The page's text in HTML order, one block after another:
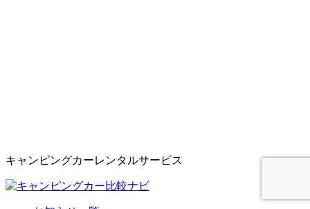
キャンピングカーレンタルサービス